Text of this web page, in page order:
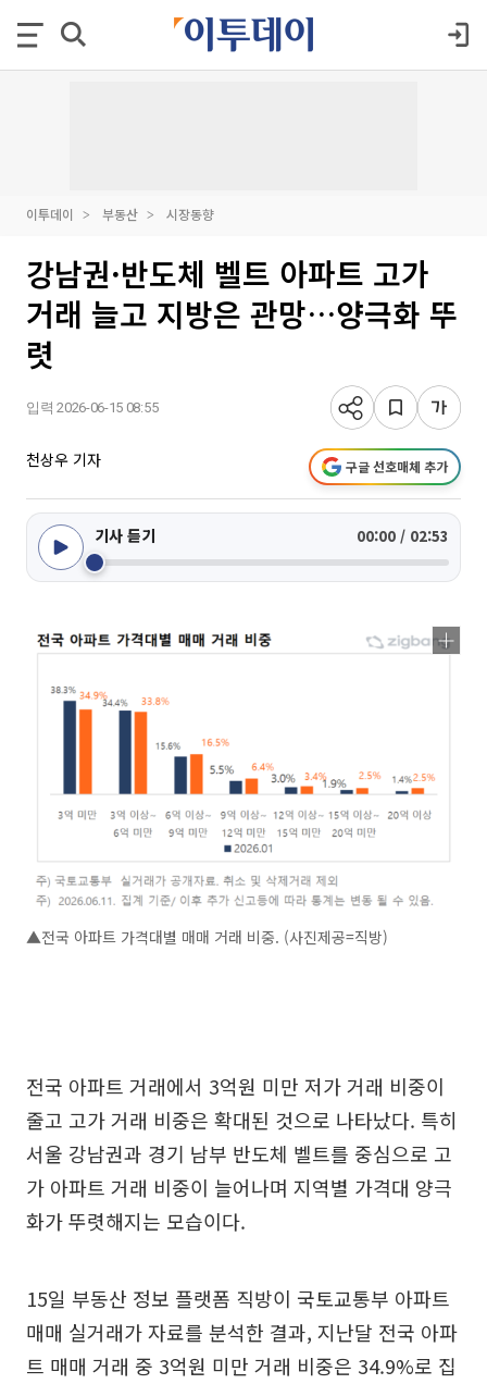
이투데이 부동산 시장동향
강남권·반도체 벨트 아파트 고가
거래 늘고 지방은 관망…양극화 뚜
렷
입력 2026-06-15 08:55
천상우 기자 구글 선호매체 추가
기사 듣기 00:00 / 02:53
▲전국 아파트 가격대별 매매 거래 비중. (사진제공=직방)
전국 아파트 거래에서 3억원 미만 저가 거래 비중이
줄고 고가 거래 비중은 확대된 것으로 나타났다. 특히
서울 강남권과 경기 남부 반도체 벨트를 중심으로 고
가 아파트 거래 비중이 늘어나며 지역별 가격대 양극
화가 뚜렷해지는 모습이다.
15일 부동산 정보 플랫폼 직방이 국토교통부 아파트
매매 실거래가 자료를 분석한 결과, 지난달 전국 아파
트 매매 거래 중 3억원 미만 거래 비중은 34.9%로 집